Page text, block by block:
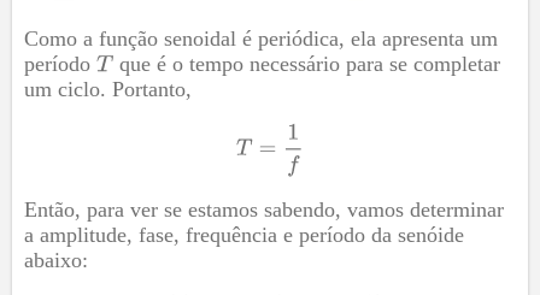
Como a função senoidal é periódica, ela apresenta um
período
que é o tempo necessário para se completar
um ciclo. Portanto,
Então, para ver se estamos sabendo, vamos determinar
a amplitude, fase, frequência e período da senóide
abaixo: